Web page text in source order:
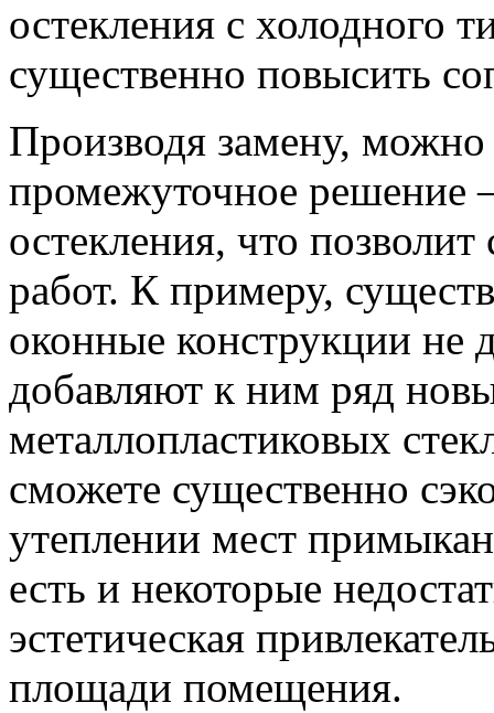
остекления с холодного
существенно повысить
Производя замену, можно
промежуточное решение
остекления, что
работ. К примеру,
оконные конструкции не
добавляют к ним ряд
металлопластиковых
сможете существенно
утеплении мест
есть и некоторые
эстетическая
площади помещения.